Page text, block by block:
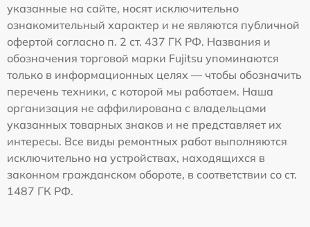
указанные на сайте, носят исключительно
ознакомительный характер и не являются публичной
офертой согласно п. 2 ст. 437 ГК РФ. Названия и
обозначения торговой марки Fujitsu упоминаются
только в информационных целях — чтобы обозначить
перечень техники, с которой мы работаем. Наша
организация не аффилирована с владельцами
указанных товарных знаков и не представляет их
интересы. Все виды ремонтных работ выполняются
исключительно на устройствах, находящихся в
законном гражданском обороте, в соответствии со ст.
1487 ГК РФ.